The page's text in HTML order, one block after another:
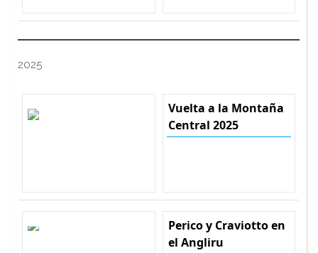
2025
Vuelta a la Montaña
Central 2025
Perico y Craviotto en
el Angliru